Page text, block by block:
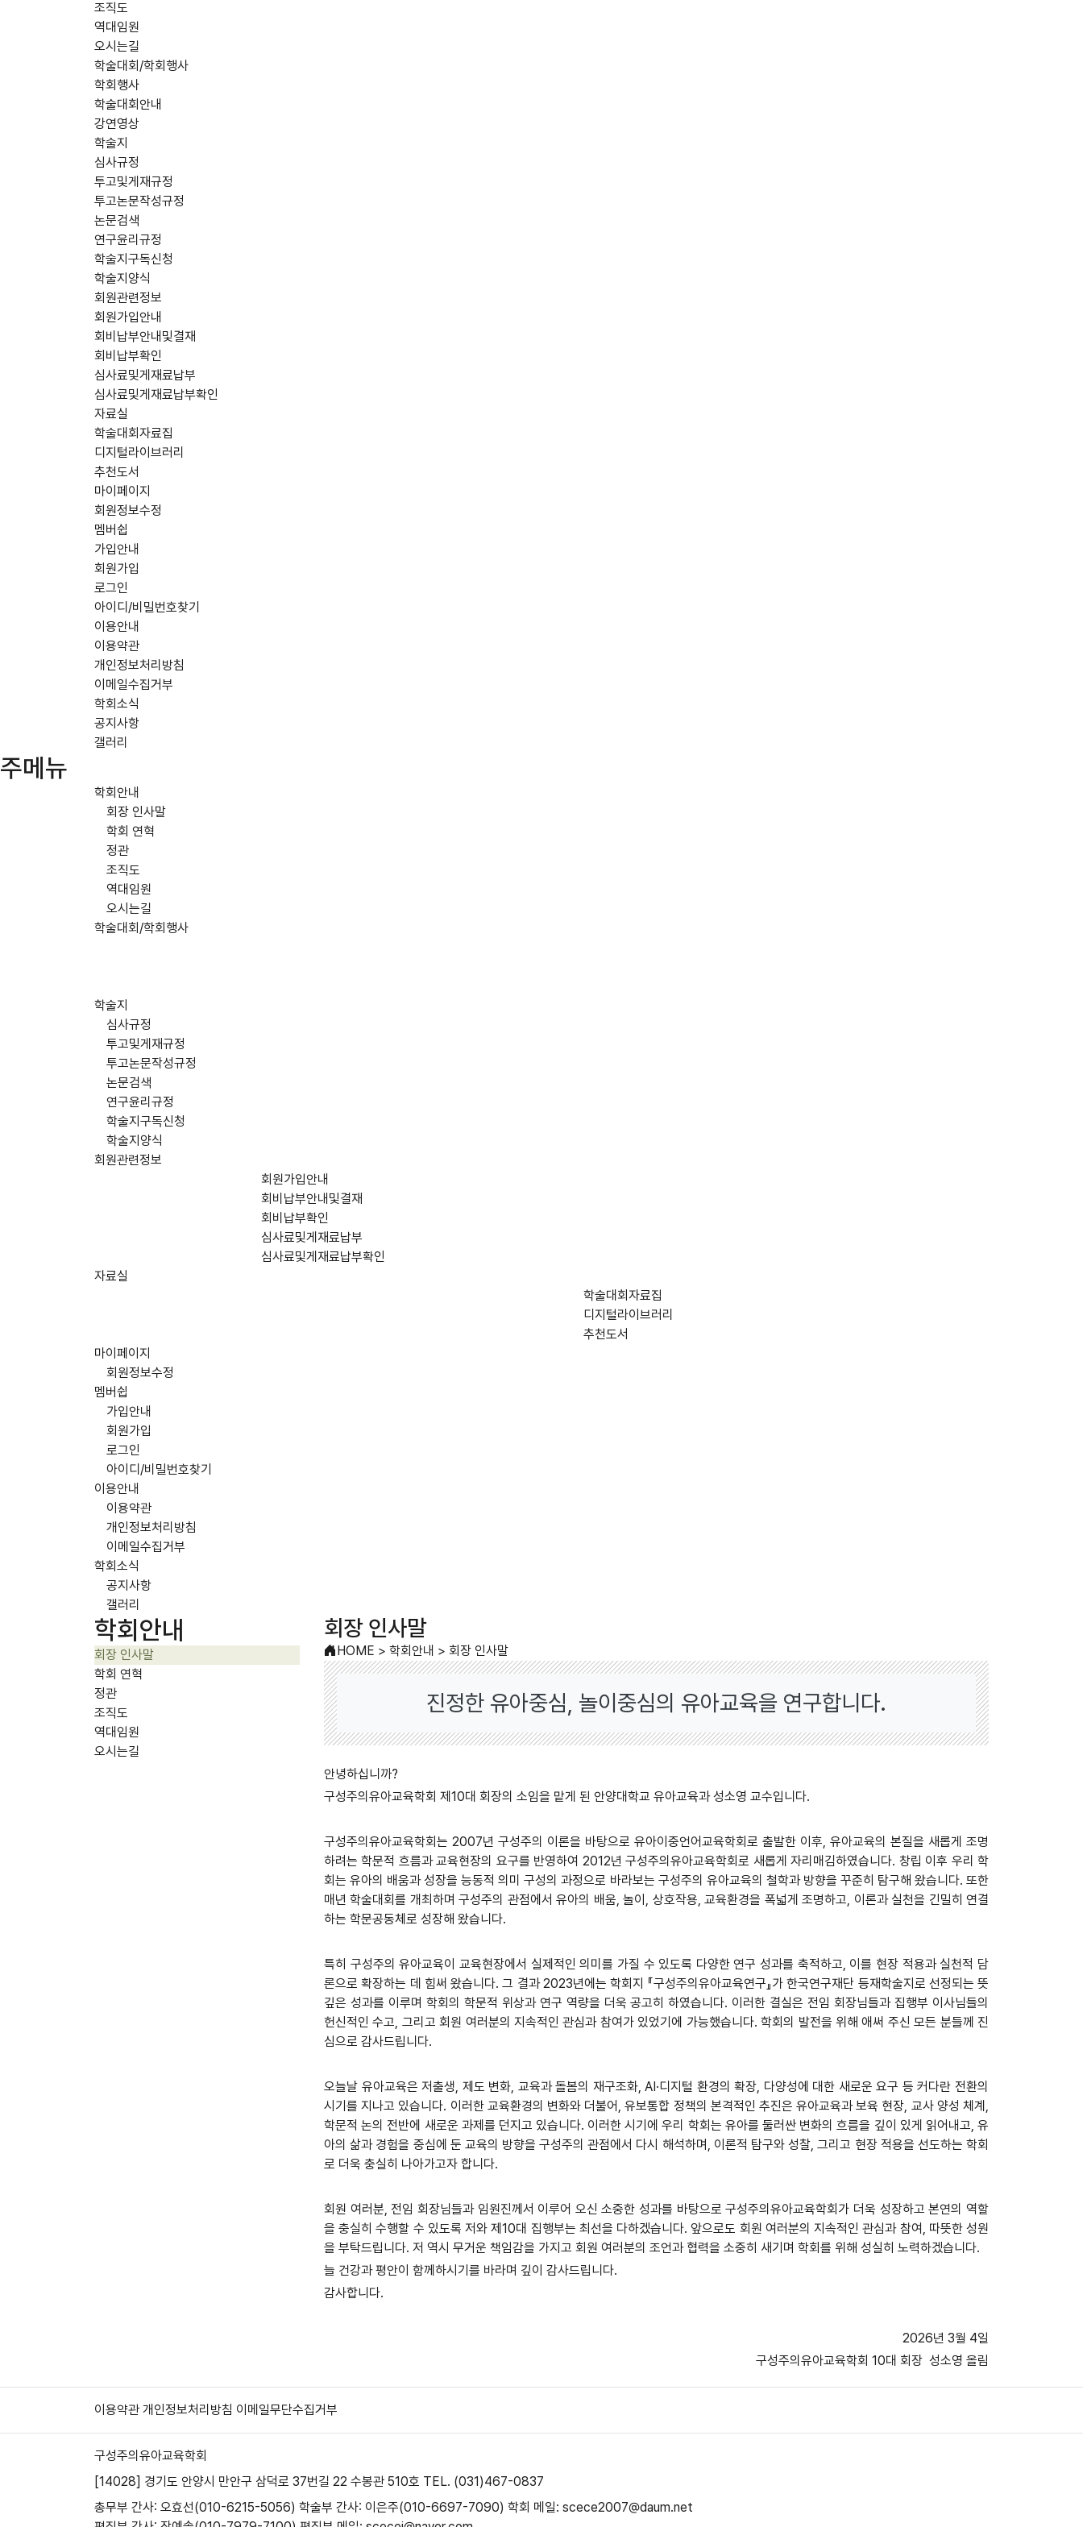
조직도
역대임원
오시는길
학술대회/학회행사
학회행사
학술대회안내
강연영상
학술지
심사규정
투고및게재규정
투고논문작성규정
논문검색
연구윤리규정
학술지구독신청
학술지양식
회원관련정보
회원가입안내
회비납부안내및결재
회비납부확인
심사료및게재료납부
심사료및게재료납부확인
자료실
학술대회자료집
디지털라이브러리
추천도서
마이페이지
회원정보수정
멤버쉽
가입안내
회원가입
로그인
아이디/비밀번호찾기
이용안내
이용약관
개인정보처리방침
이메일수집거부
학회소식
공지사항
갤러리
주메뉴
학회안내
회장 인사말
학회 연혁
정관
조직도
역대임원
오시는길
학술대회/학회행사
학술지
심사규정
투고및게재규정
투고논문작성규정
논문검색
연구윤리규정
학술지구독신청
학술지양식
회원관련정보
회원가입안내
회비납부안내및결재
회비납부확인
심사료및게재료납부
심사료및게재료납부확인
자료실
학술대회자료집
디지털라이브러리
추천도서
마이페이지
회원정보수정
멤버쉽
가입안내
회원가입
로그인
아이디/비밀번호찾기
이용안내
이용약관
개인정보처리방침
이메일수집거부
학회소식
공지사항
갤러리
학회안내
회장 인사말
학회 연혁
정관
조직도
역대임원
오시는길
회장 인사말
HOME > 학회안내 > 회장 인사말
진정한 유아중심, 놀이중심의 유아교육을 연구합니다.
안녕하십니까?
구성주의유아교육학회 제10대 회장의 소임을 맡게 된 안양대학교 유아교육과 성소영 교수입니다.
구성주의유아교육학회는 2007년 구성주의 이론을 바탕으로 유아이중언어교육학회로 출발한 이후, 유아교육의 본질을 새롭게 조명
하려는 학문적 흐름과 교육현장의 요구를 반영하여 2012년 구성주의유아교육학회로 새롭게 자리매김하였습니다. 창립 이후 우리 학
회는 유아의 배움과 성장을 능동적 의미 구성의 과정으로 바라보는 구성주의 유아교육의 철학과 방향을 꾸준히 탐구해 왔습니다. 또한
매년 학술대회를 개최하며 구성주의 관점에서 유아의 배움, 놀이, 상호작용, 교육환경을 폭넓게 조명하고, 이론과 실천을 긴밀히 연결
하는 학문공동체로 성장해 왔습니다.
특히 구성주의 유아교육이 교육현장에서 실제적인 의미를 가질 수 있도록 다양한 연구 성과를 축적하고, 이를 현장 적용과 실천적 담
론으로 확장하는 데 힘써 왔습니다. 그 결과 2023년에는 학회지 『구성주의유아교육연구』가 한국연구재단 등재학술지로 선정되는 뜻
깊은 성과를 이루며 학회의 학문적 위상과 연구 역량을 더욱 공고히 하였습니다. 이러한 결실은 전임 회장님들과 집행부 이사님들의
헌신적인 수고, 그리고 회원 여러분의 지속적인 관심과 참여가 있었기에 가능했습니다. 학회의 발전을 위해 애써 주신 모든 분들께 진
심으로 감사드립니다.
오늘날 유아교육은 저출생, 제도 변화, 교육과 돌봄의 재구조화, AI·디지털 환경의 확장, 다양성에 대한 새로운 요구 등 커다란 전환의
시기를 지나고 있습니다. 이러한 교육환경의 변화와 더불어, 유보통합 정책의 본격적인 추진은 유아교육과 보육 현장, 교사 양성 체계,
학문적 논의 전반에 새로운 과제를 던지고 있습니다. 이러한 시기에 우리 학회는 유아를 둘러싼 변화의 흐름을 깊이 있게 읽어내고, 유
아의 삶과 경험을 중심에 둔 교육의 방향을 구성주의 관점에서 다시 해석하며, 이론적 탐구와 성찰, 그리고 현장 적용을 선도하는 학회
로 더욱 충실히 나아가고자 합니다.
회원 여러분, 전임 회장님들과 임원진께서 이루어 오신 소중한 성과를 바탕으로 구성주의유아교육학회가 더욱 성장하고 본연의 역할
을 충실히 수행할 수 있도록 저와 제10대 집행부는 최선을 다하겠습니다. 앞으로도 회원 여러분의 지속적인 관심과 참여, 따뜻한 성원
을 부탁드립니다. 저 역시 무거운 책임감을 가지고 회원 여러분의 조언과 협력을 소중히 새기며 학회를 위해 성실히 노력하겠습니다.
늘 건강과 평안이 함께하시기를 바라며 깊이 감사드립니다.
감사합니다.
2026년 3월 4일
구성주의유아교육학회 10대 회장 성소영 올림
이용약관 개인정보처리방침 이메일무단수집거부
구성주의유아교육학회
[14028] 경기도 안양시 만안구 삼덕로 37번길 22 수봉관 510호 TEL. (031)467-0837
총무부 간사: 오효선(010-6215-5056) 학술부 간사: 이은주(010-6697-7090) 학회 메일: scece2007@daum.net